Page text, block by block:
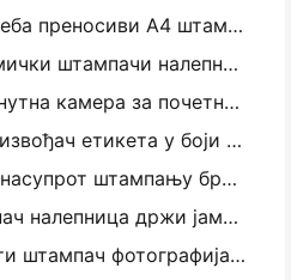
Да ли вам треба преносиви А4 штампач за рачуне складишта? Шта заправо ради
Могу ли термички штампачи налепница направити водоотпорне налепнице за мале пословне производе?
Најбоља тренутна камера за почетнике који не желе отпадни папир
Најбољи произвођач етикета у боји за путовање и резервацију текста: Додајте више боја свакој страници
Ручни писац насупрот штампању бродских налепница: Савети за мала предузећа у 2026. години
Зашто штампач налепница држи јамминг?
Како одабрати штампач фотографија у џепу: Комплетан водич за кориснике путовања, путовања и иПхонеа